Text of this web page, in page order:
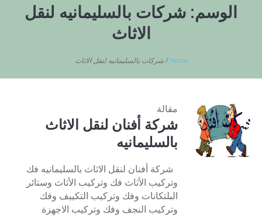
الوسم: شركات بالسليمانيه لنقل
الاثاث
Home
/شركات بالسليمانيه لنقل الاثاث
مقالة
شركة أفنان لنقل الاثاث
بالسليمانيه
شركة أفنان لنقل الاثاث بالسليمانيه فك
وتركيب الأثاث فك وتركيب الأثاث وستائر
البلتكانات وفك وتركيب التكييف وفك
وتركيب النجف وفك وتركيب الاجهزة